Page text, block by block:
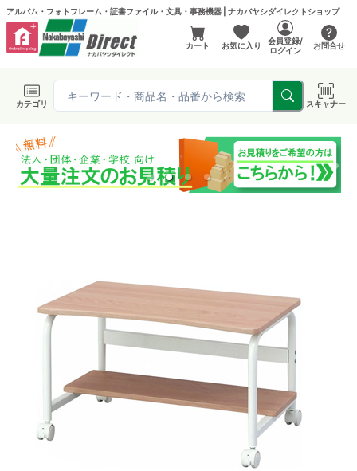
アルバム・フォトフレーム・証書ファイル・文具・事務機器 | ナカバヤシダイレクトショップ
カート お気に入り
会員登録/
ログイン
お問合せ
カテゴリ スキャナー